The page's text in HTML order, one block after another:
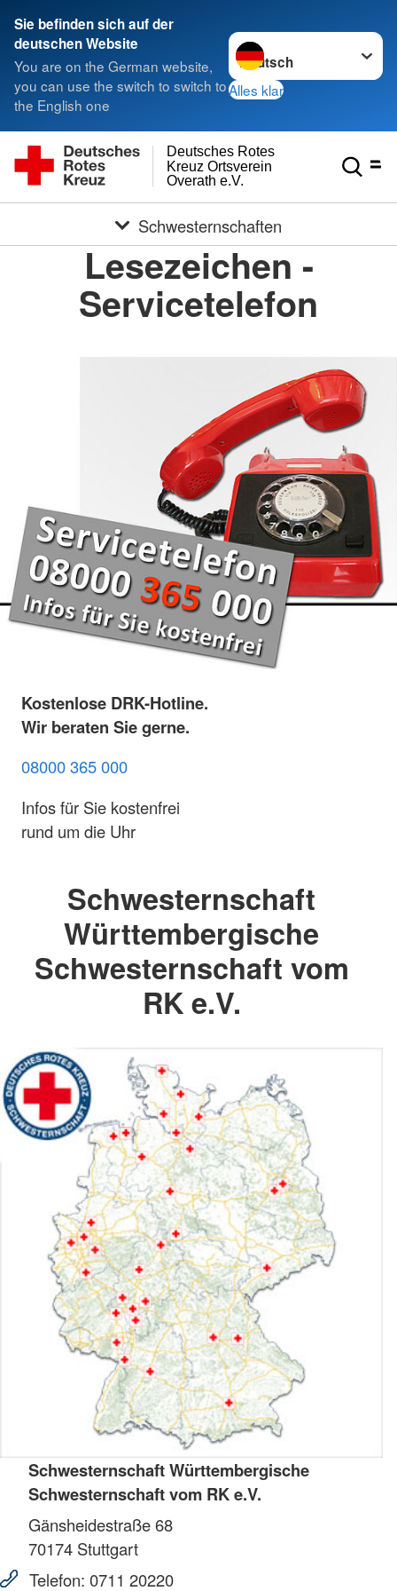
Sie befinden sich auf der
deutschen Website
You are on the German website,
you can use the switch to switch to
the English one
Sprache wechseln zu
Alles klar
Overath e.V.
Kreuz Ortsverein
Deutsches Rotes
Schwesternschaften
Lesezeichen -
Servicetelefon
Kostenlose DRK-Hotline.
Wir beraten Sie gerne.
08000 365 000
Infos für Sie kostenfrei
rund um die Uhr
Schwesternschaft
Württembergische
Schwesternschaft vom
RK e.V.
Schwesternschaft Württembergische
Schwesternschaft vom RK e.V.
Gänsheidestraße 68
70174 Stuttgart
Telefon: 0711 20220